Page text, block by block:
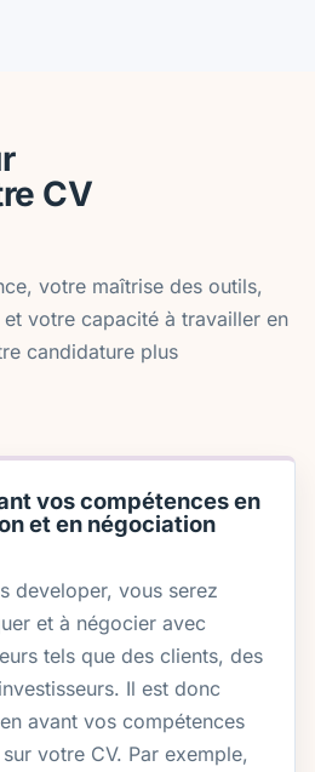
CV
votre maîtrise des outils,
et votre capacité à travailler en
candidature plus
vos compétences en
et en négociation
developer, vous serez
et à négocier avec
tels que des clients, des
Il est donc
avant vos compétences
votre CV. Par exemple,